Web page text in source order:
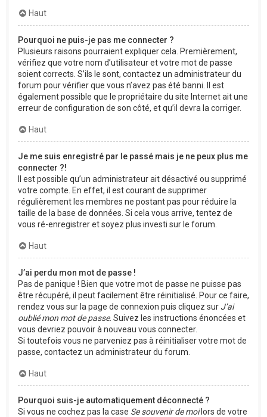
Haut
Pourquoi ne puis-je pas me connecter ?
Plusieurs raisons pourraient expliquer cela. Premièrement,
vérifiez que votre nom d’utilisateur et votre mot de passe
soient corrects. S’ils le sont, contactez un administrateur du
forum pour vérifier que vous n’avez pas été banni. Il est
également possible que le propriétaire du site Internet ait une
erreur de configuration de son côté, et qu’il devra la corriger.
Haut
Je me suis enregistré par le passé mais je ne peux plus me
connecter ?!
Il est possible qu’un administrateur ait désactivé ou supprimé
votre compte. En effet, il est courant de supprimer
régulièrement les membres ne postant pas pour réduire la
taille de la base de données. Si cela vous arrive, tentez de
vous ré-enregistrer et soyez plus investi sur le forum.
Haut
J’ai perdu mon mot de passe !
Pas de panique ! Bien que votre mot de passe ne puisse pas
être récupéré, il peut facilement être réinitialisé. Pour ce faire,
rendez vous sur la page de connexion puis cliquez sur J’ai
oublié mon mot de passe. Suivez les instructions énoncées et
vous devriez pouvoir à nouveau vous connecter.
Si toutefois vous ne parveniez pas à réinitialiser votre mot de
passe, contactez un administrateur du forum.
Haut
Pourquoi suis-je automatiquement déconnecté ?
Si vous ne cochez pas la case Se souvenir de moilors de votre